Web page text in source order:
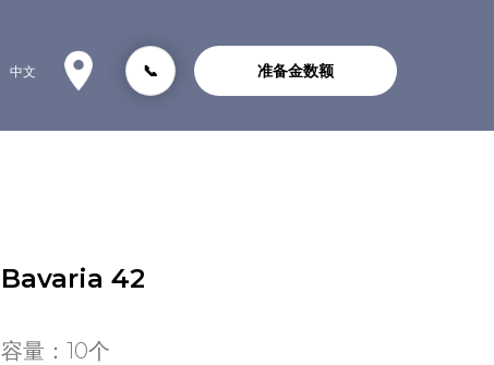
中文 📞 准备金数额
Bavaria 42
容量：10个